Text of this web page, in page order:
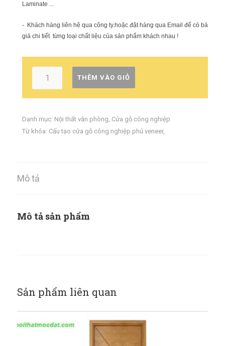
Laminate ...
- Khách hàng liên hệ qua công ty.hoặc đặt hàng qua Email để có báo
giá chi tiết từng loại chất liệu của sản phẩm khách nhau !
THÊM VÀO GIỎ
Danh mục: Nội thất văn phòng, Cửa gỗ công nghiệp
Từ khóa: Cấu tạo cửa gỗ công nghiệp phủ veneer,
Mô tả
Mô tả sản phẩm
Sản phẩm liên quan